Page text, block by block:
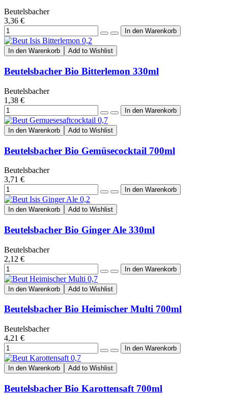
Beutelsbacher
3,36 €
In den Warenkorb Add to Wishlist
Beutelsbacher Bio Bitterlemon 330ml
Beutelsbacher
1,38 €
In den Warenkorb Add to Wishlist
Beutelsbacher Bio Gemüsecocktail 700ml
Beutelsbacher
3,71 €
In den Warenkorb Add to Wishlist
Beutelsbacher Bio Ginger Ale 330ml
Beutelsbacher
2,12 €
In den Warenkorb Add to Wishlist
Beutelsbacher Bio Heimischer Multi 700ml
Beutelsbacher
4,21 €
In den Warenkorb Add to Wishlist
Beutelsbacher Bio Karottensaft 700ml